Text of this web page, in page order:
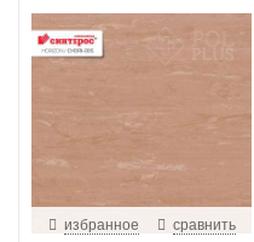
избранное сравнить